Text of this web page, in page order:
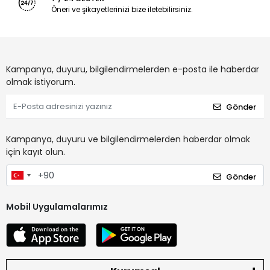
Öneri ve şikayetlerinizi bize iletebilirsiniz.
Kampanya, duyuru, bilgilendirmelerden e-posta ile haberdar
olmak istiyorum.
Gönder
Kampanya, duyuru ve bilgilendirmelerden haberdar olmak
için kayıt olun.
Gönder
Mobil Uygulamalarımız